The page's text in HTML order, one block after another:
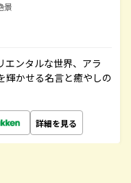
景
エンタルな世界、アラ
輝かせる名言と癒やしの
詳細を見る